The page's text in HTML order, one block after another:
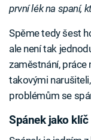
první lék na spaní,
Spěme tedy šest
ale není tak
zaměstnání, práce
takovými
problémům se
Spánek jako